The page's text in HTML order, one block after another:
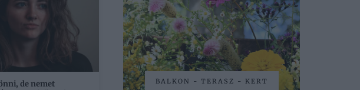
de nemet
BALKON - TERASZ - KERT